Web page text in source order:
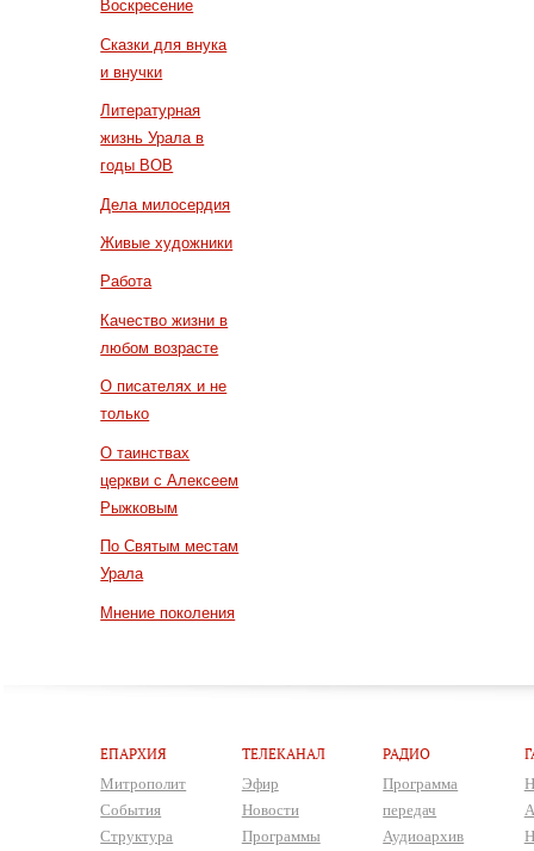
Воскресение
Сказки для внука
и внучки
Литературная
жизнь Урала в
годы ВОВ
Дела милосердия
Живые художники
Работа
Качество жизни в
любом возрасте
О писателях и не
только
О таинствах
церкви с Алексеем
Рыжковым
По Святым местам
Урала
Мнение поколения
ЕПАРХИЯ
Митрополит
События
Структура
ТЕЛЕКАНАЛ
Эфир
Новости
Программы
РАДИО
Программа
передач
Аудиоархив